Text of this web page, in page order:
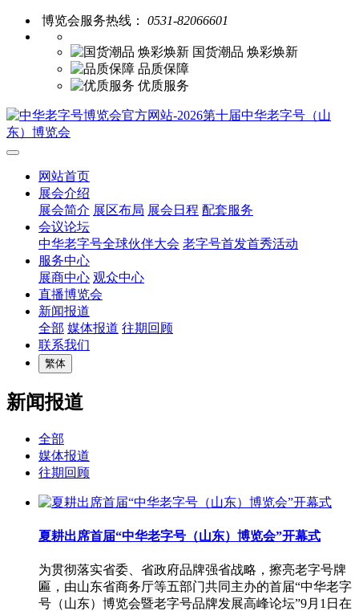
博览会服务热线： 0531-82066601
国货潮品 焕彩焕新
品质保障
优质服务
网站首页
展会介绍
展会简介 展区布局 展会日程 配套服务
会议论坛
中华老字号全球伙伴大会 老字号首发首秀活动
服务中心
展商中心 观众中心
直播博览会
新闻报道
全部 媒体报道 往期回顾
联系我们
繁体
新闻报道
全部
媒体报道
往期回顾
夏耕出席首届“中华老字号（山东）博览会”开幕式
为贯彻落实省委、省政府品牌强省战略，擦亮老字号牌
匾，由山东省商务厅等五部门共同主办的首届“中华老字
号（山东）博览会暨老字号品牌发展高峰论坛”9月1日在